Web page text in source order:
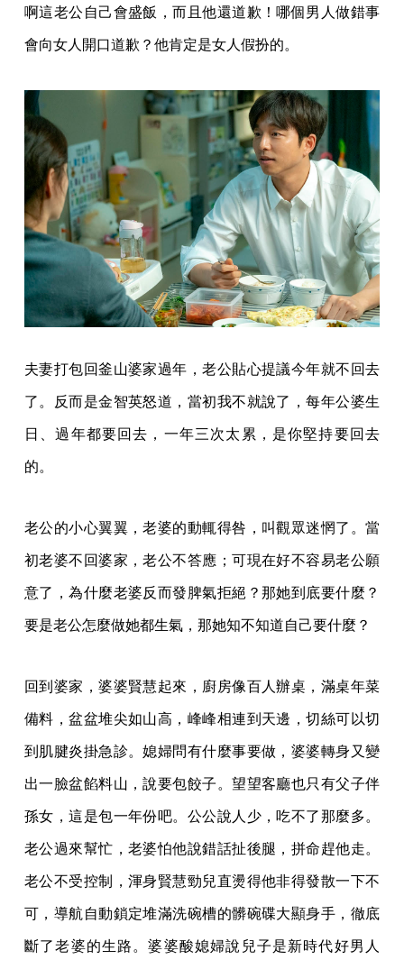
啊這老公自己會盛飯，而且他還道歉！哪個男人做錯事
會向女人開口道歉？他肯定是女人假扮的。
夫妻打包回釜山婆家過年，老公貼心提議今年就不回去
了。反而是金智英怒道，當初我不就說了，每年公婆生
日、過年都要回去，一年三次太累，是你堅持要回去
的。
老公的小心翼翼，老婆的動輒得咎，叫觀眾迷惘了。當
初老婆不回婆家，老公不答應；可現在好不容易老公願
意了，為什麼老婆反而發脾氣拒絕？那她到底要什麼？
要是老公怎麼做她都生氣，那她知不知道自己要什麼？
回到婆家，婆婆賢慧起來，廚房像百人辦桌，滿桌年菜
備料，盆盆堆尖如山高，峰峰相連到天邊，切絲可以切
到肌腱炎掛急診。媳婦問有什麼事要做，婆婆轉身又變
出一臉盆餡料山，說要包餃子。望望客廳也只有父子伴
孫女，這是包一年份吧。公公說人少，吃不了那麼多。
老公過來幫忙，老婆怕他說錯話扯後腿，拼命趕他走。
老公不受控制，渾身賢慧勁兒直燙得他非得發散一下不
可，導航自動鎖定堆滿洗碗槽的髒碗碟大顯身手，徹底
斷了老婆的生路。婆婆酸媳婦說兒子是新時代好男人